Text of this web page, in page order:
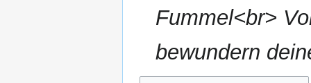
m
m
n
Fummel<br>
bewundern